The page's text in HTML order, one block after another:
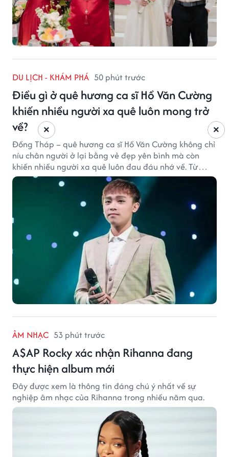
DU LỊCH - KHÁM PHÁ 50 phút trước
Điều gì ở quê hương ca sĩ Hồ Văn Cường
khiến nhiều người xa quê luôn mong trở
về?
Đồng Tháp – quê hương ca sĩ Hồ Văn Cường không chỉ
níu chân người ở lại bằng vẻ đẹp yên bình mà còn
khiến nhiều người xa quê luôn đau đáu nhớ về. Từ
cảnh sắc, ẩm thực đến tình người mộc mạc, tất cả tạo
nên sức hút rất riêng của vùng đất sen hồng.
ÂM NHẠC 53 phút trước
A$AP Rocky xác nhận Rihanna đang
thực hiện album mới
Đây được xem là thông tin đáng chú ý nhất về sự
nghiệp âm nhạc của Rihanna trong nhiều năm qua.
×
×